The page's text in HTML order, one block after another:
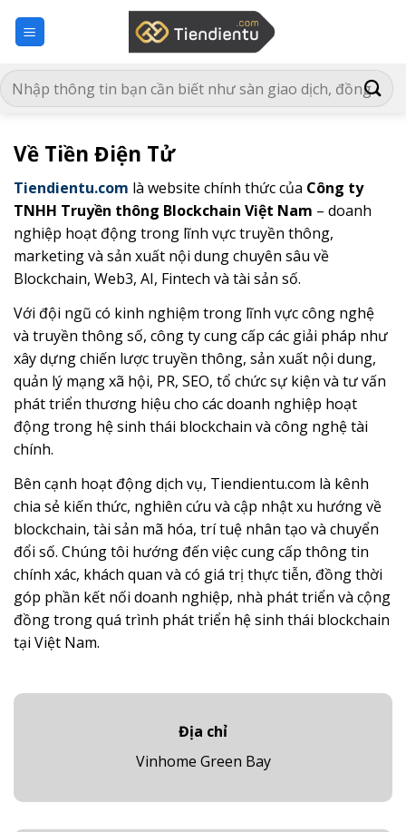
qua
dung
Về Tiền Điện Tử
Tiendientu.com là website chính thức của Công ty
TNHH Truyền thông Blockchain Việt Nam – doanh
nghiệp hoạt động trong lĩnh vực truyền thông,
marketing và sản xuất nội dung chuyên sâu về
Blockchain, Web3, AI, Fintech và tài sản số.
Với đội ngũ có kinh nghiệm trong lĩnh vực công nghệ
và truyền thông số, công ty cung cấp các giải pháp như
xây dựng chiến lược truyền thông, sản xuất nội dung,
quản lý mạng xã hội, PR, SEO, tổ chức sự kiện và tư vấn
phát triển thương hiệu cho các doanh nghiệp hoạt
động trong hệ sinh thái blockchain và công nghệ tài
chính.
Bên cạnh hoạt động dịch vụ, Tiendientu.com là kênh
chia sẻ kiến thức, nghiên cứu và cập nhật xu hướng về
blockchain, tài sản mã hóa, trí tuệ nhân tạo và chuyển
đổi số. Chúng tôi hướng đến việc cung cấp thông tin
chính xác, khách quan và có giá trị thực tiễn, đồng thời
góp phần kết nối doanh nghiệp, nhà phát triển và cộng
đồng trong quá trình phát triển hệ sinh thái blockchain
tại Việt Nam.
Địa chỉ
Vinhome Green Bay